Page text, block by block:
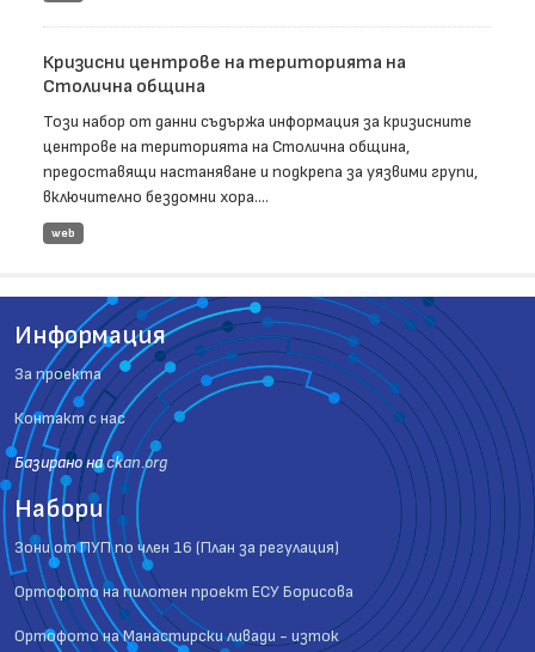
Кризисни центрове на територията на
Столична община
Този набор от данни съдържа информация за кризисните
центрове на територията на Столична община,
предоставящи настаняване и подкрепа за уязвими групи,
включително бездомни хора....
web
Информация
За проекта
Контакт с нас
Базиранo наckan.org
Набори
Зони от ПУП по член 16 (План за регулация)
Ортофото на пилотен проект ЕСУ Борисова
Ортофото на Манастирски ливади - изток